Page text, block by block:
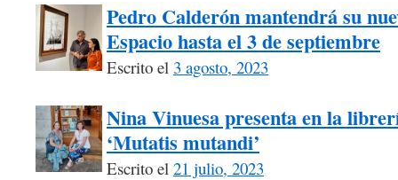
Pedro Calderón mantendrá su
Espacio hasta el 3 de septiembre
Escrito el 3 agosto, 2023
Nina Vinuesa presenta en la
‘Mutatis mutandi’
Escrito el 21 julio, 2023